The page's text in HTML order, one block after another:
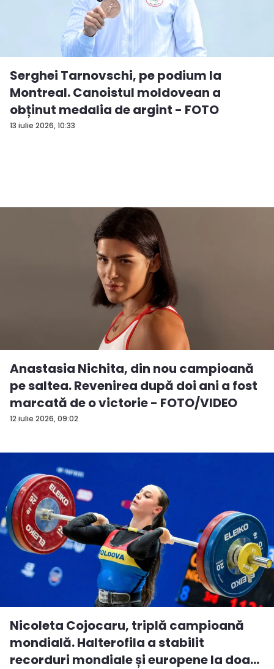
13 iulie 2026, 10:33
Serghei Tarnovschi, pe podium la
Montreal. Canoistul moldovean a
obținut medalia de argint - FOTO
12 iulie 2026, 09:02
Anastasia Nichita, din nou campioană
pe saltea. Revenirea după doi ani a fost
marcată de o victorie - FOTO/VIDEO
Nicoleta Cojocaru, triplă campioană
mondială. Halterofila a stabilit
recorduri mondiale și europene la doa...